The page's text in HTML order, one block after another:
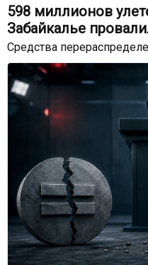
598 миллионов
Забайкалье
Средства